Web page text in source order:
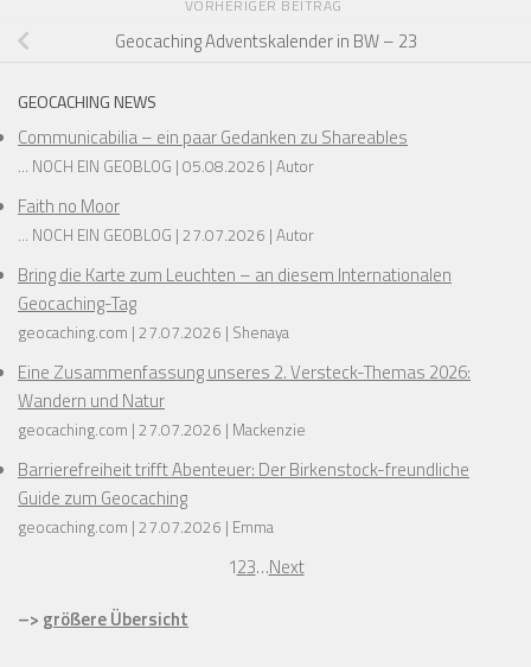
VORHERIGER BEITRAG
Geocaching Adventskalender in BW – 23
GEOCACHING NEWS
Communicabilia – ein paar Gedanken zu Shareables
... NOCH EIN GEOBLOG 05.08.2026 Autor
Faith no Moor
... NOCH EIN GEOBLOG 27.07.2026 Autor
Bring die Karte zum Leuchten – an diesem Internationalen
Geocaching-Tag
geocaching.com 27.07.2026 Shenaya
Eine Zusammenfassung unseres 2. Versteck-Themas 2026:
Wandern und Natur
geocaching.com 27.07.2026 Mackenzie
Barrierefreiheit trifft Abenteuer: Der Birkenstock-freundliche
Guide zum Geocaching
geocaching.com 27.07.2026 Emma
123…Next
–> größere Übersicht